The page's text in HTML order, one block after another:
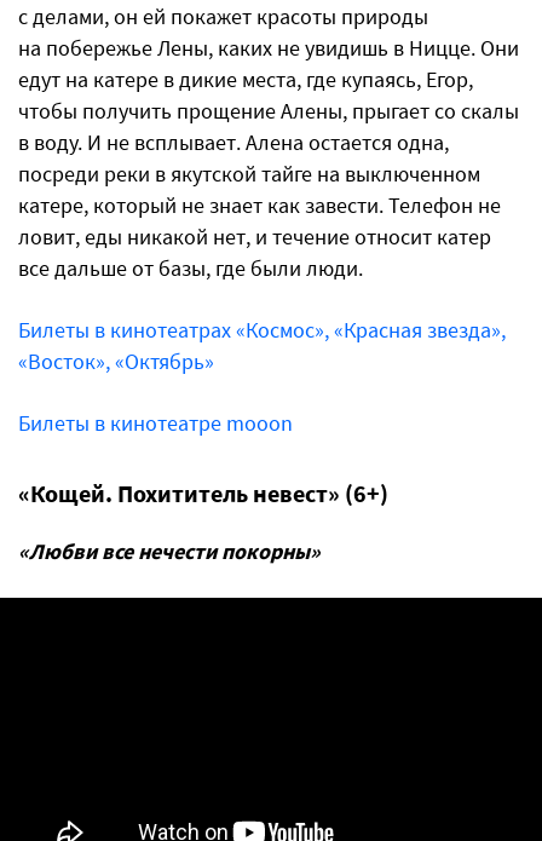
с делами, он ей покажет красоты природы
на побережье Лены, каких не увидишь в Ницце. Они
едут на катере в дикие места, где купаясь, Егор,
чтобы получить прощение Алены, прыгает со скалы
в воду. И не всплывает. Алена остается одна,
посреди реки в якутской тайге на выключенном
катере, который не знает как завести. Телефон не
ловит, еды никакой нет, и течение относит катер
все дальше от базы, где были люди.
Билеты в кинотеатрах «Космос», «Красная звезда»,
«Восток», «Октябрь»
Билеты в кинотеатре mooon
«Кощей. Похититель невест» (6+)
«Любви все нечести покорны»